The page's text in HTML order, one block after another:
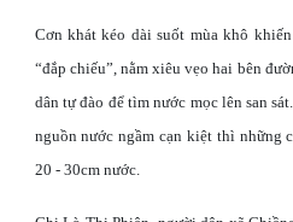
Cơn khát kéo dài suốt mùa khô
“đắp chiếu”, nằm xiêu vẹo hai bên
dân tự đào để tìm nước mọc lên san
nguồn nước ngầm cạn kiệt thì những
20 - 30cm nước.